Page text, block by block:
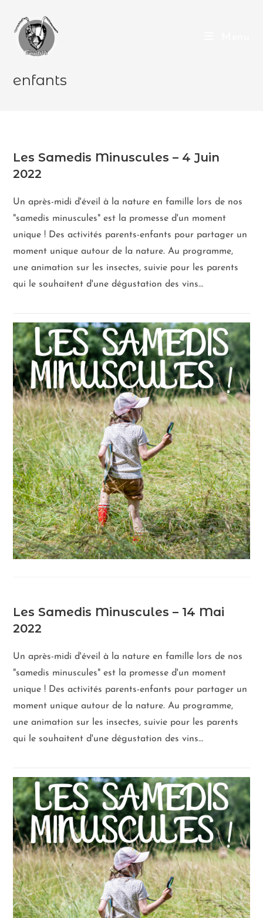
enfants
Les Samedis Minuscules – 4 Juin
2022
Un après-midi d'éveil à la nature en famille lors de nos
"samedis minuscules" est la promesse d'un moment
unique ! Des activités parents-enfants pour partager un
moment unique autour de la nature. Au programme,
une animation sur les insectes, suivie pour les parents
qui le souhaitent d'une dégustation des vins…
Les Samedis Minuscules – 14 Mai
2022
Un après-midi d'éveil à la nature en famille lors de nos
"samedis minuscules" est la promesse d'un moment
unique ! Des activités parents-enfants pour partager un
moment unique autour de la nature. Au programme,
une animation sur les insectes, suivie pour les parents
qui le souhaitent d'une dégustation des vins…